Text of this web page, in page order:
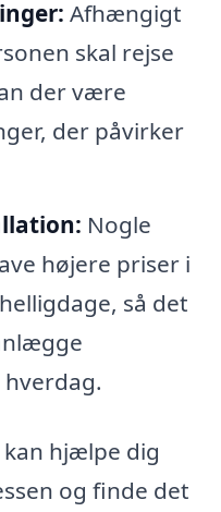
Afhængigt
skal rejse
der være
der påvirker
Nogle
højere priser i
så det
hjælpe dig
og finde det